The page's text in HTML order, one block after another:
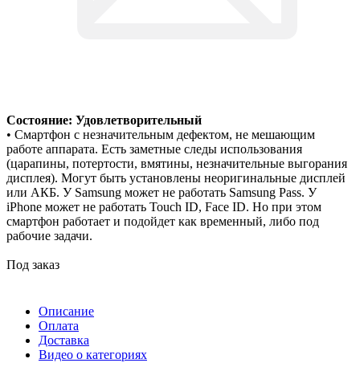
Состояние: Удовлетворительный
• Смартфон с незначительным дефектом, не мешающим
работе аппарата. Есть заметные следы использования
(царапины, потертости, вмятины, незначительные выгорания
дисплея). Могут быть установлены неоригинальные дисплей
или АКБ. У Samsung может не работать Samsung Pass. У
iPhone может не работать Touch ID, Face ID. Но при этом
смартфон работает и подойдет как временный, либо под
рабочие задачи.
Под заказ
Описание
Оплата
Доставка
Видео о категориях